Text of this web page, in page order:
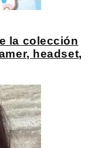
la colección
headset,